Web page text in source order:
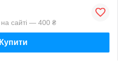
сайті — 400 ₴
Купити